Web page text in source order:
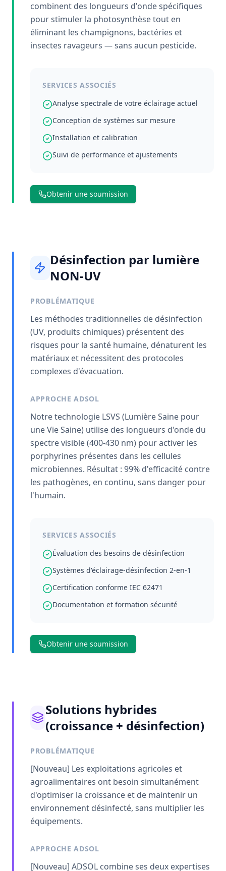
combinent des longueurs d'onde spécifiques
pour stimuler la photosynthèse tout en
éliminant les champignons, bactéries et
insectes ravageurs — sans aucun pesticide.
SERVICES ASSOCIÉS
Analyse spectrale de votre éclairage actuel
Conception de systèmes sur mesure
Installation et calibration
Suivi de performance et ajustements
Obtenir une soumission
Désinfection par lumière
NON-UV
PROBLÉMATIQUE
Les méthodes traditionnelles de désinfection
(UV, produits chimiques) présentent des
risques pour la santé humaine, dénaturent les
matériaux et nécessitent des protocoles
complexes d'évacuation.
APPROCHE ADSOL
Notre technologie LSVS (Lumière Saine pour
une Vie Saine) utilise des longueurs d'onde du
spectre visible (400-430 nm) pour activer les
porphyrines présentes dans les cellules
microbiennes. Résultat : 99% d'efficacité contre
les pathogènes, en continu, sans danger pour
l'humain.
SERVICES ASSOCIÉS
Évaluation des besoins de désinfection
Systèmes d'éclairage-désinfection 2-en-1
Certification conforme IEC 62471
Documentation et formation sécurité
Obtenir une soumission
Solutions hybrides
(croissance + désinfection)
PROBLÉMATIQUE
[Nouveau] Les exploitations agricoles et
agroalimentaires ont besoin simultanément
d'optimiser la croissance et de maintenir un
environnement désinfecté, sans multiplier les
équipements.
APPROCHE ADSOL
[Nouveau] ADSOL combine ses deux expertises